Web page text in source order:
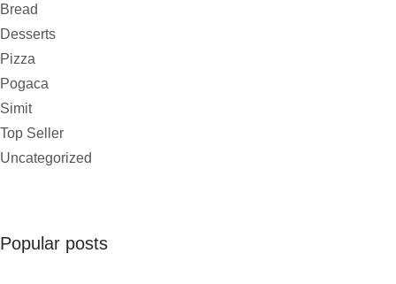
Bread
Desserts
Pizza
Pogaca
Simit
Top Seller
Uncategorized
Popular posts